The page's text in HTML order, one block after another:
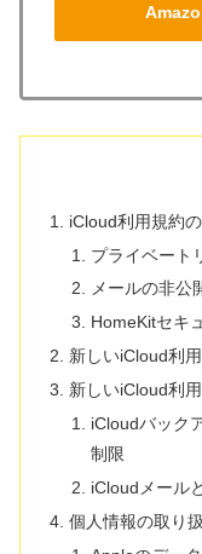
iCloud利用規約
プライベート
メールの非公
HomeKitセキ
新しいiCloud利
新しいiCloud利
iCloudバック
制限
iCloudメール
個人情報の取り